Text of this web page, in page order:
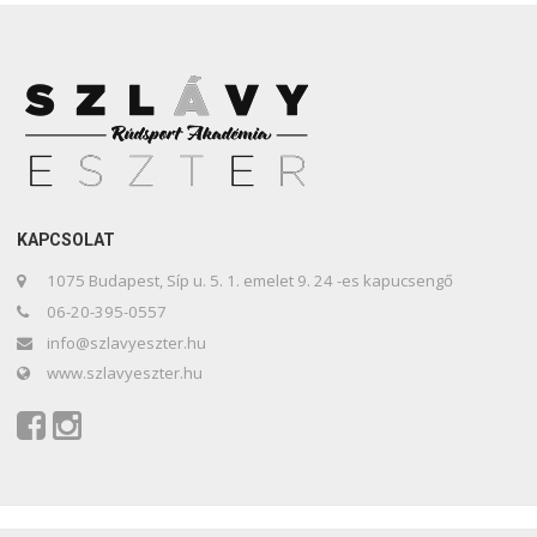
KAPCSOLAT
1075 Budapest, Síp u. 5. 1. emelet 9. 24 -es kapucsengő
06-20-395-0557
info@szlavyeszter.hu
www.szlavyeszter.hu